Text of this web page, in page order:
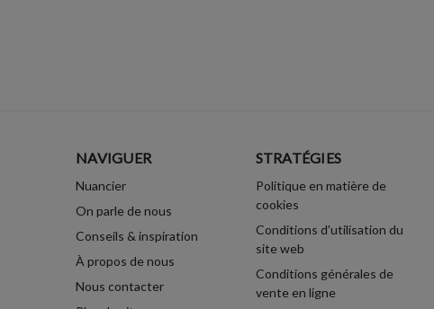
NAVIGUER
Nuancier
On parle de nous
Conseils & inspiration
À propos de nous
Nous contacter
STRATÉGIES
Politique en matière de
cookies
Conditions d'utilisation du
site web
Conditions générales de
vente en ligne